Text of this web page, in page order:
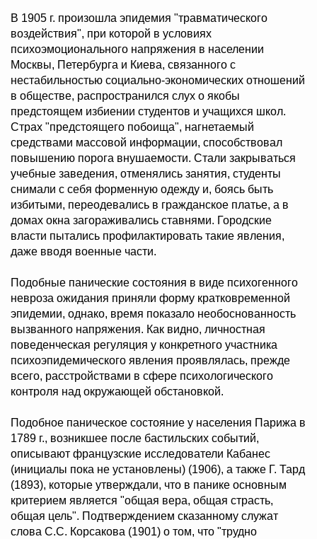
В 1905 г. произошла эпидемия "травматического
воздействия", при которой в условиях
психоэмоционального напряжения в населении
Москвы, Петербурга и Киева, связанного с
нестабильностью социально-экономических отношений
в обществе, распространился слух о якобы
предстоящем избиении студентов и учащихся школ.
Страх "предстоящего побоища", нагнетаемый
средствами массовой информации, способствовал
повышению порога внушаемости. Стали закрываться
учебные заведения, отменялись занятия, студенты
снимали с себя форменную одежду и, боясь быть
избитыми, переодевались в гражданское платье, а в
домах окна загораживались ставнями. Городские
власти пытались профилактировать такие явления,
даже вводя военные части.
Подобные панические состояния в виде психогенного
невроза ожидания приняли форму кратковременной
эпидемии, однако, время показало необоснованность
вызванного напряжения. Как видно, личностная
поведенческая регуляция у конкретного участника
психоэпидемического явления проявлялась, прежде
всего, расстройствами в сфере психологического
контроля над окружающей обстановкой.
Подобное паническое состояние у населения Парижа в
1789 г., возникшее после бастильских событий,
описывают французские исследователи Кабанес
(инициалы пока не установлены) (1906), а также Г. Тард
(1893), которые утверждали, что в панике основным
критерием является "общая вера, общая страсть,
общая цель". Подтверждением сказанному служат
слова С.С. Корсакова (1901) о том, что "трудно